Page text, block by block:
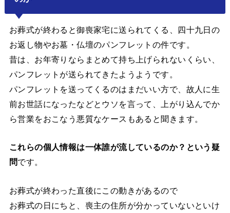
お葬式が終わると御喪家宅に送られてくる、四十九日の
お返し物やお墓・仏壇のパンフレットの件です。
昔は、お年寄りならまとめて持ち上げられないくらい、
パンフレットが送られてきたようようです。
パンフレットを送ってくるのはまだいい方で、故人に生
前お世話になったなどとウソを言って、上がり込んでか
ら営業をおこなう悪質なケースもあると聞きます。
これらの個人情報は一体誰が流しているのか？という疑
問です。
お葬式が終わった直後にこの動きがあるので
お葬式の日にちと、喪主の住所が分かっていないといけ